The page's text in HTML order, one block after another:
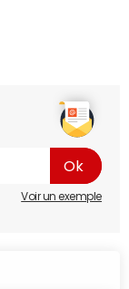
Voir un exemple